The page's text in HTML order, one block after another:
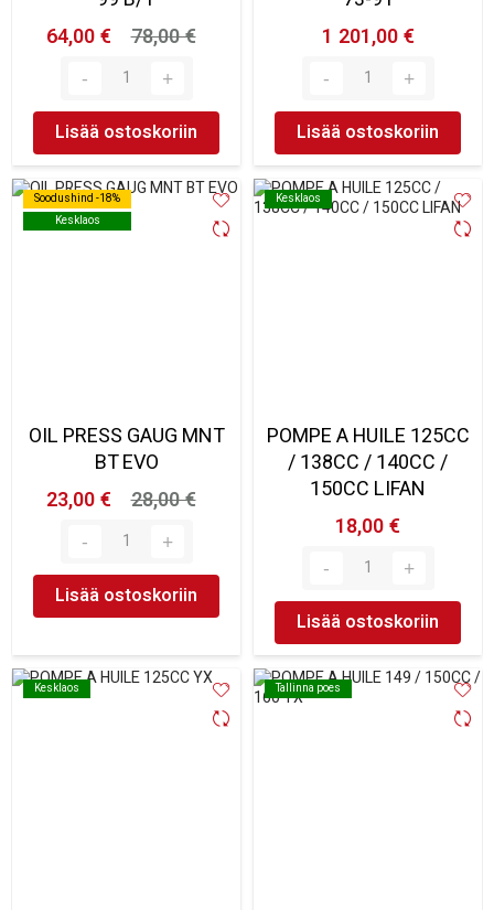
64,00 €
78,00 €
Lisää ostoskoriin
1 201,00 €
Lisää ostoskoriin
Soodushind -18%
Kesklaos
Soodushind -18%
Kesklaos
OIL PRESS GAUG MNT
BT EVO
23,00 €
28,00 €
Lisää ostoskoriin
Kesklaos
Kesklaos
POMPE A HUILE 125CC
/ 138CC / 140CC /
150CC LIFAN
18,00 €
Lisää ostoskoriin
Kesklaos
Kesklaos Tallinna poes
Tallinna poes